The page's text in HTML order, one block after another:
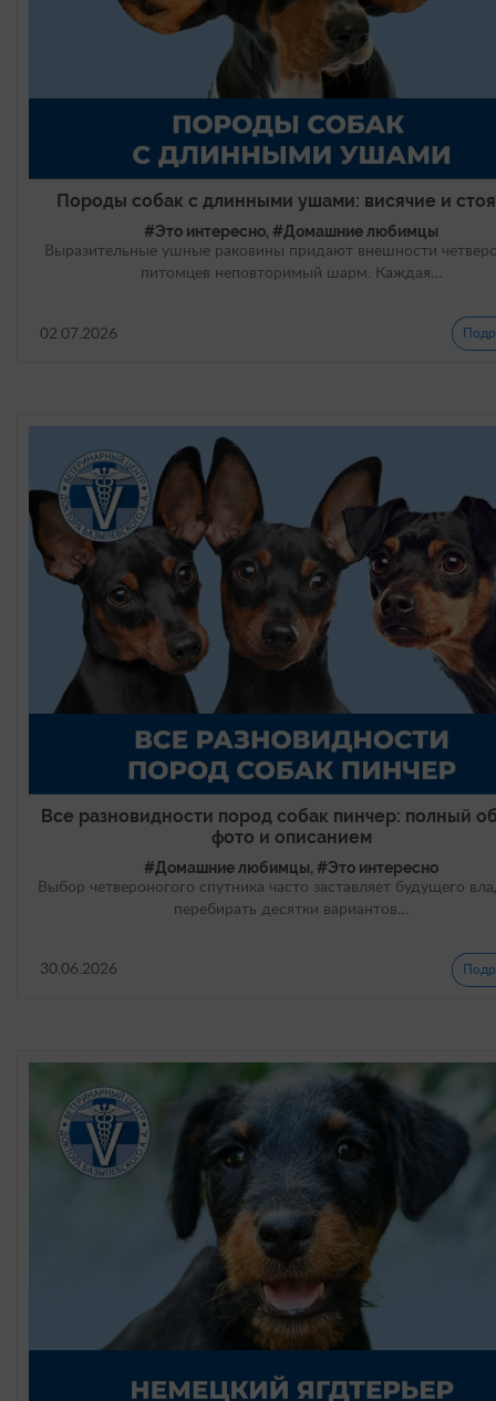
Породы собак с длинными ушами: висячие и
#Это интересно, #Домашние любимцы
Выразительные ушные раковины придают внешности
питомцев неповторимый шарм. Каждая…
02.07.2026
Все разновидности пород собак пинчер: полный
фото и описанием
#Домашние любимцы, #Это интересно
Выбор четвероногого спутника часто заставляет будущего
перебирать десятки вариантов…
30.06.2026